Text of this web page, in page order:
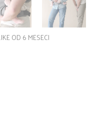
OD 6 MESECI